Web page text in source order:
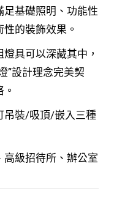
足基礎照明、功能性
的裝飾效果。
具可以深藏其中，
”設計理念完美契
吊裝/吸頂/嵌入三種
級招待所、辦公室